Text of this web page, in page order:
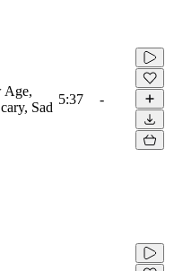
Age,
Sad
5:37 -